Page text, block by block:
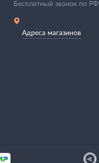
Бесплатный звонок по РФ
Адреса магазинов